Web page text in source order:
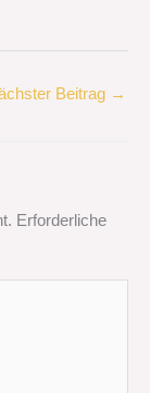
Beitrag →
Erforderliche